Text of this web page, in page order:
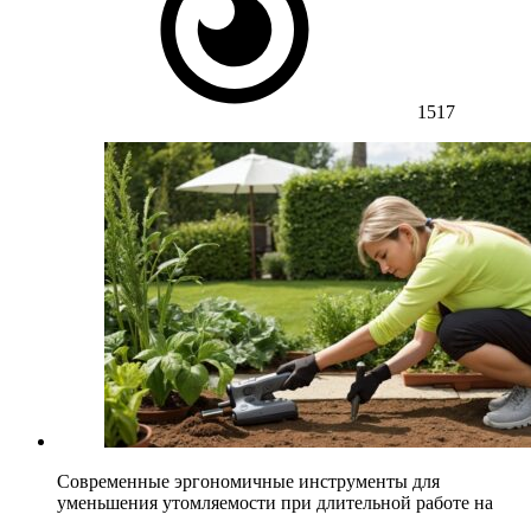
1517
Современные эргономичные инструменты для
уменьшения утомляемости при длительной работе на